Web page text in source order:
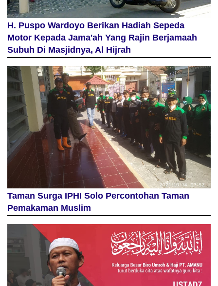
H. Puspo Wardoyo Berikan Hadiah Sepeda
Motor Kepada Jama'ah Yang Rajin Berjamaah
Subuh Di Masjidnya, Al Hijrah
Taman Surga IPHI Solo Percontohan Taman
Pemakaman Muslim